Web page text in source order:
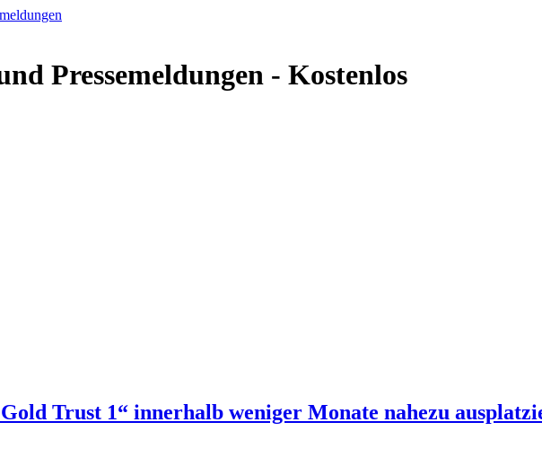
Pressemeldungen - Kostenlos
Trust 1“ innerhalb weniger Monate nahezu